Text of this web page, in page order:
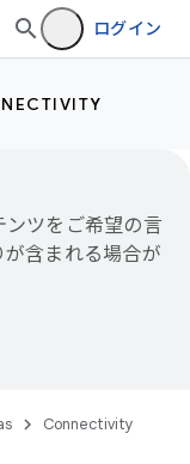
ログイン
ツをご希望の言
含まれる場合が
Connectivity